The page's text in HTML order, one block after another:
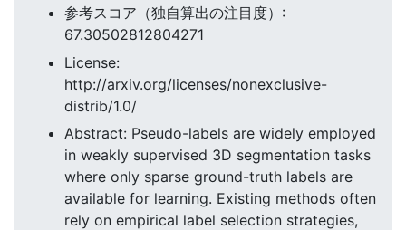
参考スコア（独自算出の注目度）:
67.30502812804271
License:
http://arxiv.org/licenses/nonexclusive-
distrib/1.0/
Abstract: Pseudo-labels are widely employed
in weakly supervised 3D segmentation tasks
where only sparse ground-truth labels are
available for learning. Existing methods often
rely on empirical label selection strategies,